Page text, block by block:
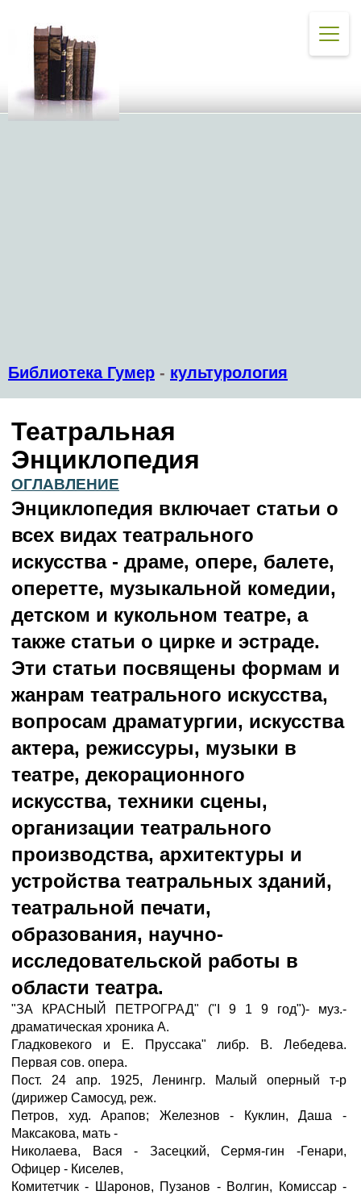
Библиотека Гумер - культурология
Театральная
Энциклопедия
ОГЛАВЛЕНИЕ
Энциклопедия включает статьи о
всех видах театрального
искусства - драме, опере, балете,
оперетте, музыкальной комедии,
детском и кукольном театре, а
также статьи о цирке и эстраде.
Эти статьи посвящены формам и
жанрам театрального искусства,
вопросам драматургии, искусства
актера, режиссуры, музыки в
театре, декорационного
искусства, техники сцены,
организации театрального
производства, архитектуры и
устройства театральных зданий,
театральной печати,
образования, научно-
исследовательской работы в
области театра.
"ЗА КРАСНЫЙ ПЕТРОГРАД" ("I 9 1 9 год")- муз.-
драматическая хроника А.
Гладковекого и Е. Пруссака" либр. В. Лебедева.
Первая сов. опера.
Пост. 24 апр. 1925, Ленингр. Малый оперный т-р
(дирижер Самосуд, реж.
Петров, худ. Арапов; Железнов - Куклин, Даша -
Максакова, мать -
Николаева, Вася - Засецкий, Сермя-гин -Генари,
Офицер - Киселев,
Комитетчик - Шаронов, Пузанов - Волгин, Комиссар -